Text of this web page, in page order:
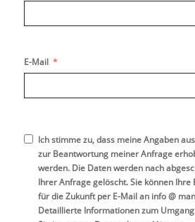
E-Mail
Ich stimme zu, dass meine Angaben
zur Beantwortung meiner Anfrage
werden. Die Daten werden nach
Ihrer Anfrage gelöscht. Sie können
für die Zukunft per E-Mail an info @
Detaillierte Informationen zum